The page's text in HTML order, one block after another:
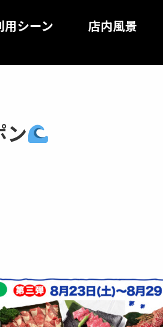
用シーン 店内風景
ン